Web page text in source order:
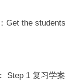
Get the students
Step 1 复习学案